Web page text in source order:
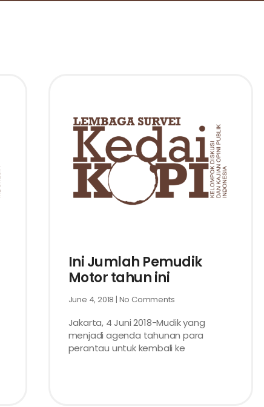
Ini Jumlah Pemudik
Motor tahun ini
June 4, 2018 No Comments
Jakarta, 4 Juni 2018-Mudik yang
menjadi agenda tahunan para
perantau untuk kembali ke